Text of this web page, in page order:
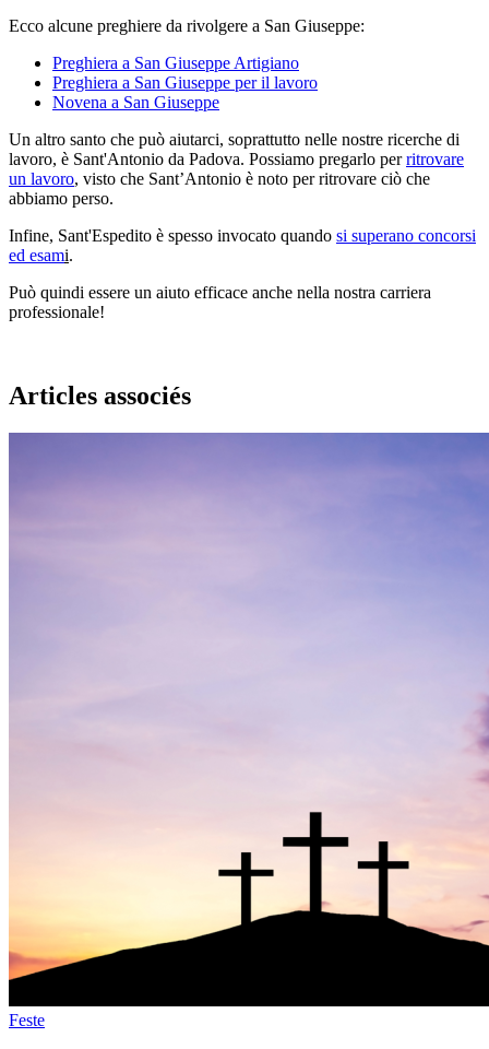
Ecco alcune preghiere da rivolgere a San Giuseppe:
Preghiera a San Giuseppe Artigiano
Preghiera a San Giuseppe per il lavoro
Novena a San Giuseppe
Un altro santo che può aiutarci, soprattutto nelle nostre ricerche di
lavoro, è Sant'Antonio da Padova. Possiamo pregarlo perritrovare
un lavoro, visto che Sant’Antonio è noto per ritrovare ciò che
abbiamo perso.
Infine, Sant'Espedito è spesso invocato quando si superano concorsi
ed esami.
Può quindi essere un aiuto efficace anche nella nostra carriera
professionale!
Articles associés
Feste